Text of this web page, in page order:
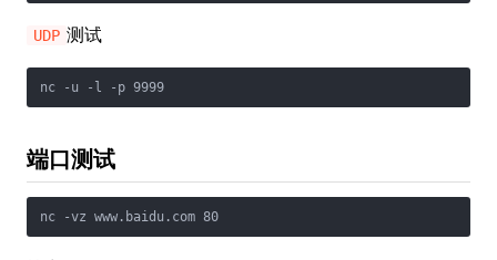
UDP 测试
nc -u -l -p 9999
端口测试
nc -vz www.baidu.com 80